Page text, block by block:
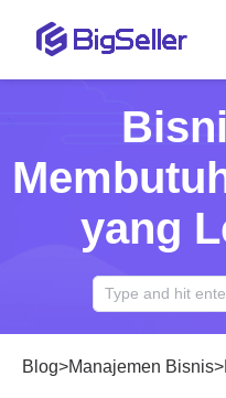
yang
Blog>Manajemen Bisnis>